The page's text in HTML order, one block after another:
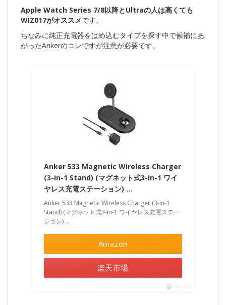
Apple Watch Series 7/8以降とUltraの人は高くても
WIZ017がオススメです。
ちなみに純正充電器をはめ込むタイプを探す中で候補にあ
がったAnkerのコレですが注意が必要です。
Anker 533 Magnetic Wireless Charger
(3-in-1 Stand) (マグネット式3-in-1 ワイ
ヤレス充電ステーション) …
Anker 533 Magnetic Wireless Charger (3-in-1
Stand) (マグネット式3-in-1 ワイヤレス充電ステー
ション) …
Amazon
楽天市場
ポチップ